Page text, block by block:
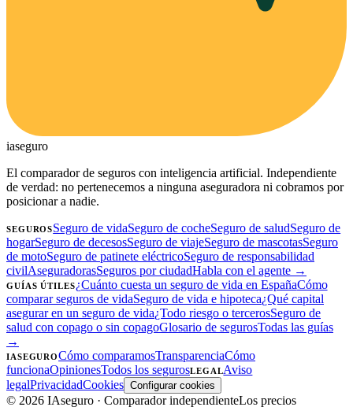
iaseguro
El comparador de seguros con inteligencia artificial. Independiente
de verdad: no pertenecemos a ninguna aseguradora ni cobramos por
posicionar a nadie.
SEGUROSSeguro de vidaSeguro de cocheSeguro de saludSeguro de
hogarSeguro de decesosSeguro de viajeSeguro de mascotasSeguro
de motoSeguro de patinete eléctricoSeguro de responsabilidad
civilAseguradorasSeguros por ciudadHabla con el agente →
GUÍAS ÚTILES¿Cuánto cuesta un seguro de vida en EspañaCómo
comparar seguros de vidaSeguro de vida e hipoteca¿Qué capital
asegurar en un seguro de vida¿Todo riesgo o tercerosSeguro de
salud con copago o sin copagoGlosario de segurosTodas las guías
→
IASEGUROCómo comparamosTransparenciaCómo
funcionaOpinionesTodos los segurosLEGALAviso
legalPrivacidadCookies Configurar cookies
© 2026 IAseguro · Comparador independienteLos precios